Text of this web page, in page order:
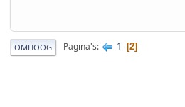
OMHOOG Pagina's 1 2